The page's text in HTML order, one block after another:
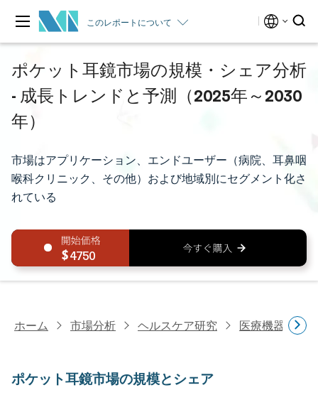
このレポートについて
ポケット耳鏡市場の規模・シェア分析
- 成長トレンドと予測（2025年～2030
年）
市場はアプリケーション、エンドユーザー（病院、耳鼻咽
喉科クリニック、その他）および地域別にセグメント化さ
れている
4750
ホーム 市場分析 ヘルスケア研究 医療機器研究
ポケット耳鏡市場の規模とシェア